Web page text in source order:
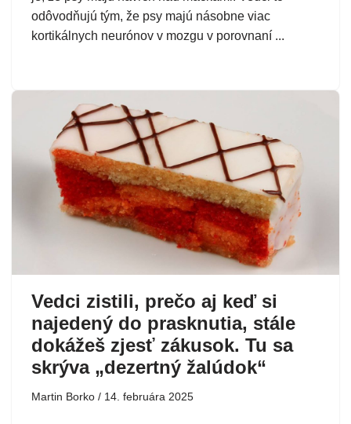
odôvodňujú tým, že psy majú násobne viac
kortikálnych neurónov v mozgu v porovnaní ...
Vedci zistili, prečo aj keď si
najedený do prasknutia, stále
dokážeš zjesť zákusok. Tu sa
skrýva „dezertný žalúdok“
Martin Borko 14. februára 2025